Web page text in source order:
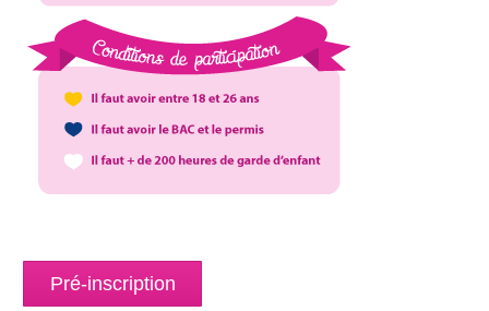
Pré-inscription